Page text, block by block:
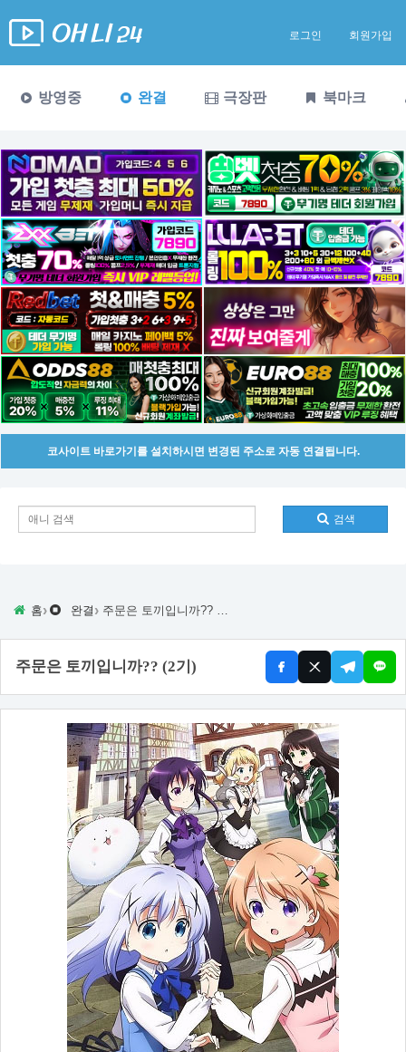
로그인 회원가입
방영중 완결 극장판 북마크
코사이트 바로가기를 설치하시면 변경된 주소로 자동 연결됩니다.
검색
홈› 완결 › 주문은 토끼입니까?? (2기)
주문은 토끼입니까?? (2기)